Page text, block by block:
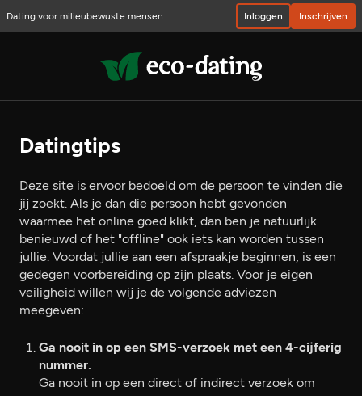
Dating voor milieubewuste mensen Inloggen Inschrijven
Datingtips
Deze site is ervoor bedoeld om de persoon te vinden die
jij zoekt. Als je dan die persoon hebt gevonden
waarmee het online goed klikt, dan ben je natuurlijk
benieuwd of het "offline" ook iets kan worden tussen
jullie. Voordat jullie aan een afspraakje beginnen, is een
gedegen voorbereiding op zijn plaats. Voor je eigen
veiligheid willen wij je de volgende adviezen
meegeven:
Ga nooit in op een SMS-verzoek met een 4-cijferig
nummer.
Ga nooit in op een direct of indirect verzoek om